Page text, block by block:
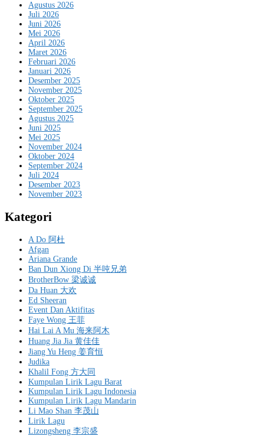
Agustus 2026
Juli 2026
Juni 2026
Mei 2026
April 2026
Maret 2026
Februari 2026
Januari 2026
Desember 2025
November 2025
Oktober 2025
September 2025
Agustus 2025
Juni 2025
Mei 2025
November 2024
Oktober 2024
September 2024
Juli 2024
Desember 2023
November 2023
Kategori
A Do 阿杜
Afgan
Ariana Grande
Ban Dun Xiong Di 半吨兄弟
BrotherBow 梁诚诚
Da Huan 大欢
Ed Sheeran
Event Dan Aktifitas
Faye Wong 王菲
Hai Lai A Mu 海来阿木
Huang Jia Jia 黄佳佳
Jiang Yu Heng 姜育恒
Judika
Khalil Fong 方大同
Kumpulan Lirik Lagu Barat
Kumpulan Lirik Lagu Indonesia
Kumpulan Lirik Lagu Mandarin
Li Mao Shan 李茂山
Lirik Lagu
Lizongsheng 李宗盛